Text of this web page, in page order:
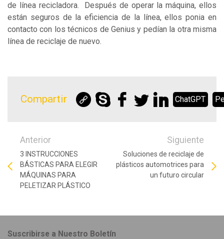
de línea recicladora. Después de operar la máquina, ellos
están seguros de la eficiencia de la línea, ellos ponia en
contacto con los técnicos de Genius y pedían la otra misma
línea de reciclaje de nuevo.
Compartir ChatGPT
Anterior
3 INSTRUCCIONES
BÁSTICAS PARA ELEGIR
MÁQUINAS PARA
PELETIZAR PLÁSTICO
Siguiente
Soluciones de reciclaje de
plásticos automotrices para
un futuro circular
Suscribirse a Nuestro Boletín